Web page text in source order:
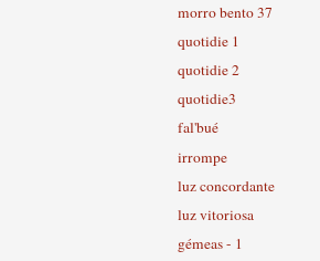
morro bento 37
quotidie 1
quotidie 2
quotidie3
fal'bué
irrompe
luz concordante
luz vitoriosa
gémeas - 1